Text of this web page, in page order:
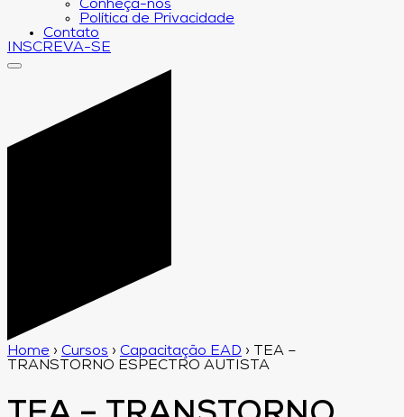
Conheça-nos
Política de Privacidade
Contato
INSCREVA-SE
Home › Cursos › Capacitação EAD ›
TEA –
TRANSTORNO ESPECTRO AUTISTA